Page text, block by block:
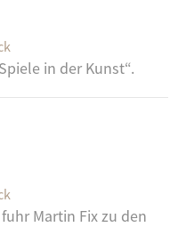
in der Kunst“.
Mar­tin Fix zu den